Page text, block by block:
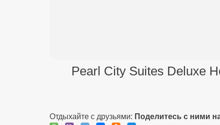
Pearl City Suites Deluxe
Отдыхайте с друзьями: Поделитесь с ними